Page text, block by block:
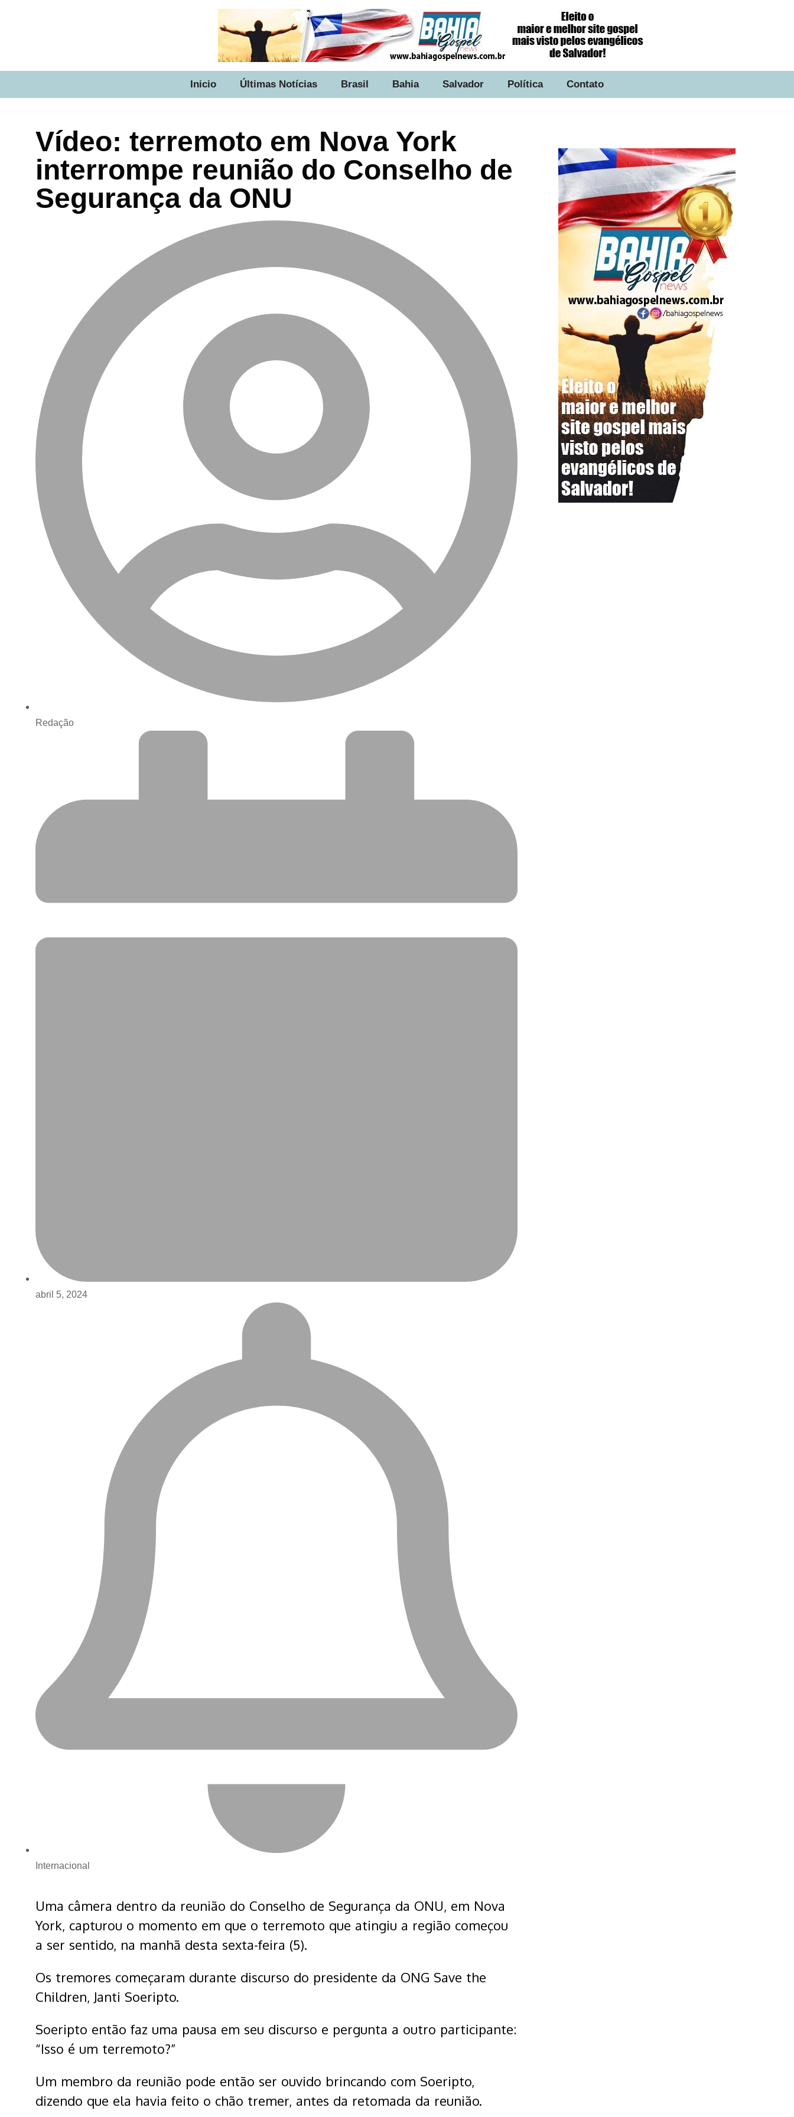
Inicio Últimas Notícias Brasil Bahia Salvador Política Contato
Vídeo: terremoto em Nova York
interrompe reunião do Conselho de
Segurança da ONU
Redação
abril 5, 2024
Internacional
Uma câmera dentro da reunião do Conselho de Segurança da ONU, em Nova
York, capturou o momento em que o terremoto que atingiu a região começou
a ser sentido, na manhã desta sexta-feira (5).
Os tremores começaram durante discurso do presidente da ONG Save the
Children, Janti Soeripto.
Soeripto então faz uma pausa em seu discurso e pergunta a outro participante:
“Isso é um terremoto?”
Um membro da reunião pode então ser ouvido brincando com Soeripto,
dizendo que ela havia feito o chão tremer, antes da retomada da reunião.